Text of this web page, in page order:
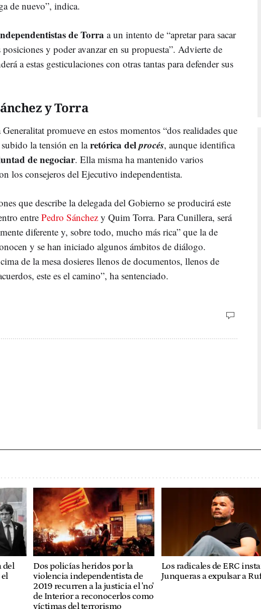
de nuevo”, indica.
de Torra a un intento de “apretar para sacar
y poder avanzar en su propuesta”. Advierte de
a estas gesticulaciones con otras tantas para defender sus
y Torra
promueve en estos momentos “dos realidades que
la tensión en laretórica delprocés, aunque identifica
de negociar. Ella misma ha mantenido varios
los consejeros del Ejecutivo independentista.
que describe la delegada del Gobierno se producirá este
entrePedro Sánchez y Quim Torra. Para Cunillera, será
diferente y, sobre todo, mucho más rica” que la de
y se han iniciado algunos ámbitos de diálogo.
de la mesa dosieres llenos de documentos, llenos de
este es el camino”, ha sentenciado.
del
Dos policías heridos por la
violencia independentista de
2019 recurren a la justicia el 'no'
de Interior a reconocerlos como
víctimas del terrorismo
Los radicales de ERC
Junqueras a expulsar a